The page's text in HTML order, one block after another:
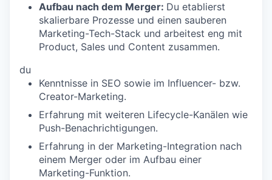
Aufbau nach dem Merger: Du etablierst
skalierbare Prozesse und einen sauberen
Marketing-Tech-Stack und arbeitest eng mit
Product, Sales und Content zusammen.
du
Kenntnisse in SEO sowie im Influencer- bzw.
Creator-Marketing.
Erfahrung mit weiteren Lifecycle-Kanälen wie
Push-Benachrichtigungen.
Erfahrung in der Marketing-Integration nach
einem Merger oder im Aufbau einer
Marketing-Funktion.